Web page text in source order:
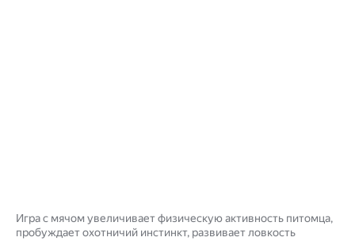
Игра с мячом увеличивает физическую активность питомца,
пробуждает охотничий инстинкт, развивает ловкость